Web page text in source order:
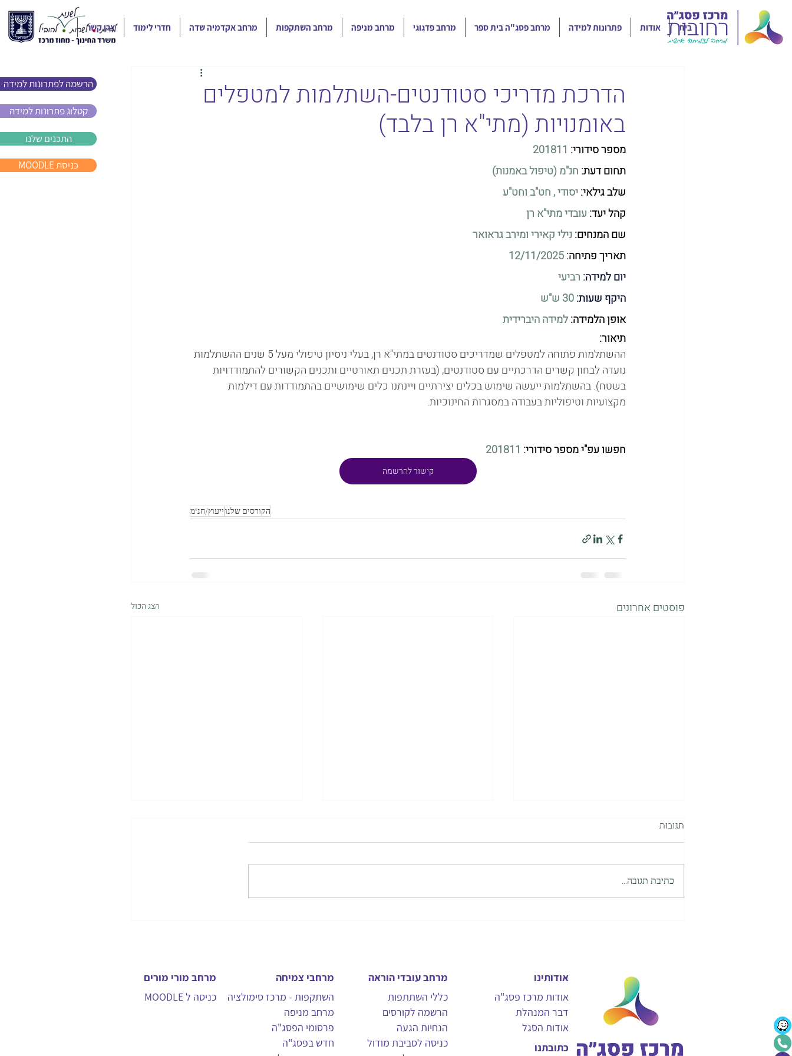
הרשמה לפתרונות למידה
קטלוג פתרונות למידה
התכנים שלנו
MOODLE כניסת
בית אודות פתרונות למידה מרחב פסג"ה בית ספר מרחב פדגוגי מרחב מניפה מרחב השתקפות מרחב אקדמיה שדה חדרי לימוד צרו קשר
הדרכת מדריכי סטודנטים-השתלמות למטפלים
באומנויות (מתי"א רן בלבד)
מספר סידורי: 201811
תחום דעת: חנ"מ (טיפול באמנות)
שלב גילאי:יסודי , חט"ב וחט"ע
קהל יעד: עובדי מתי"א רן
שם המנחים: נילי קאירי ומירב גראואר
תאריך פתיחה: 12/11/2025
יום למידה: רביעי
היקף שעות:
אופן הלמידה: למידה היברידית
תיאור:
ההשתלמות פתוחה למטפלים שמדריכים סטודנטים במתי"א רן, בעלי ניסיון טיפולי מעל 5 שנים ההשתלמות
נועדה לבחון קשרים הדרכתיים עם סטודנטים, (בעזרת תכנים תאורטיים ותכנים הקשורים להתמודדויות
בשטח). בהשתלמות ייעשה שימוש בכלים יצירתיים ויינתנו כלים שימושיים בהתמודדות עם דילמות
מקצועיות וטיפוליות בעבודה במסגרות החינוכיות.
חפשו עפ"י מספר סידורי: 201811
קישור להרשמה
הקורסים שלנוייעוץ/חנ"מ
פוסטים אחרונים הצג הכול
זום-in
תגובות
כתיבת תגובה...
מרחב מורי מורים
כניסה ל MOODLE
מרחבי צמיחה
השתקפות - מרכז סימולציה
מרחב מניפה
פרסומי הפסג"ה
חדש בפסג"ה
מרחב עובדי הוראה
כללי השתתפות
הרשמה לקורסים
הנחיות הגעה
כניסה לסביבת מודול
אודותינו
אודות מרכז פסג"ה
דבר המנהלת
אודות הסגל
כתובתנו